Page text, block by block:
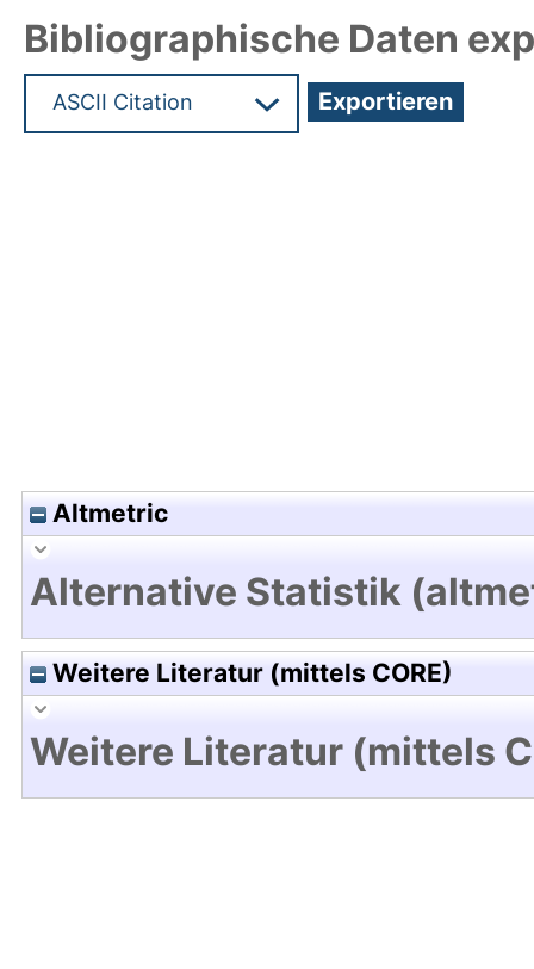
Bibliographische Daten
Altmetric
Alternative Statistik
Weitere Literatur (mittels CORE)
Weitere Literatur (mittels